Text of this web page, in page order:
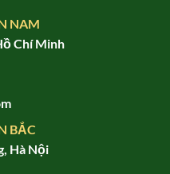
NAM
Chí Minh
BẮC
Hà Nội